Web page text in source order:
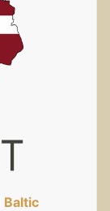
Baltic